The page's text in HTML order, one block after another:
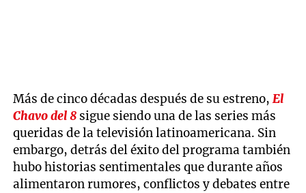
Más de cinco décadas después de su estreno,El
Chavo del 8 sigue siendo una de las series más
queridas de la televisión latinoamericana. Sin
embargo, detrás del éxito del programa también
hubo historias sentimentales que durante años
alimentaron rumores, conflictos y debates entre